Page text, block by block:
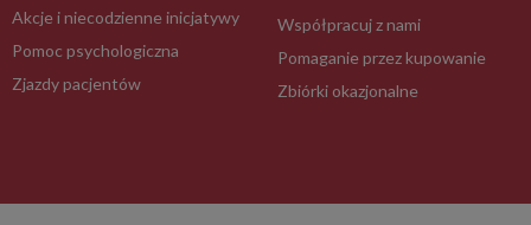
Akcje i niecodzienne inicjatywy
Pomoc psychologiczna
Zjazdy pacjentów
Współpracuj z nami
Pomaganie przez kupowanie
Zbiórki okazjonalne